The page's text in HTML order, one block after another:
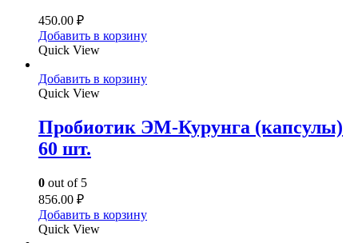
450.00 ₽
Добавить в корзину
Quick View
Добавить в корзину
Quick View
Пробиотик ЭМ-Курунга (капсулы)
60 шт.
0 out of 5
856.00 ₽
Добавить в корзину
Quick View